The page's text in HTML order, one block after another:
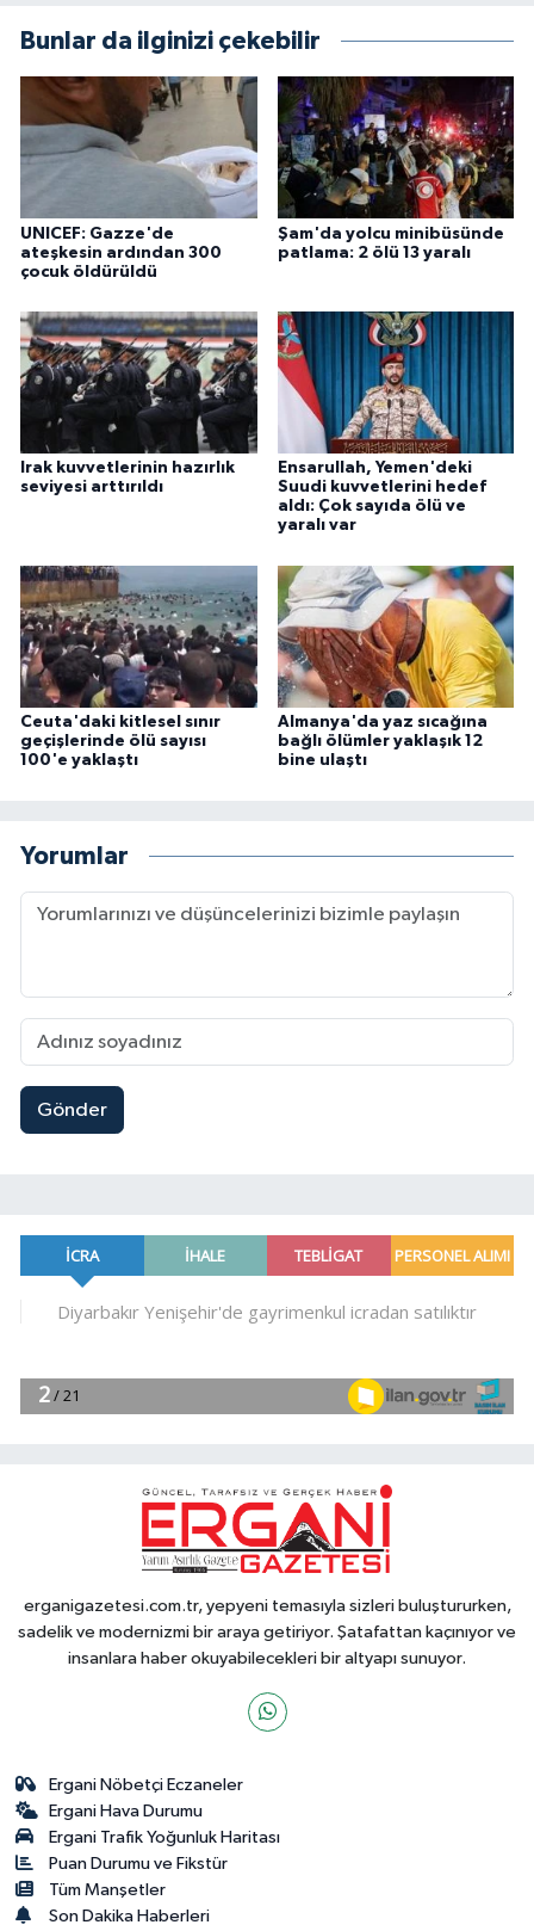
Bunlar da ilginizi çekebilir
UNICEF: Gazze'de
ateşkesin ardından 300
çocuk öldürüldü
Şam'da yolcu minibüsünde
patlama: 2 ölü 13 yaralı
Irak kuvvetlerinin hazırlık
seviyesi arttırıldı
Ensarullah, Yemen'deki
Suudi kuvvetlerini hedef
aldı: Çok sayıda ölü ve
yaralı var
Ceuta'daki kitlesel sınır
geçişlerinde ölü sayısı
100'e yaklaştı
Almanya'da yaz sıcağına
bağlı ölümler yaklaşık 12
bine ulaştı
Yorumlar
Gönder
erganigazetesi.com.tr, yepyeni temasıyla sizleri buluştururken,
sadelik ve modernizmi bir araya getiriyor. Şatafattan kaçınıyor ve
insanlara haber okuyabilecekleri bir altyapı sunuyor.
Ergani Nöbetçi Eczaneler
Ergani Hava Durumu
Ergani Trafik Yoğunluk Haritası
Puan Durumu ve Fikstür
Tüm Manşetler
Son Dakika Haberleri